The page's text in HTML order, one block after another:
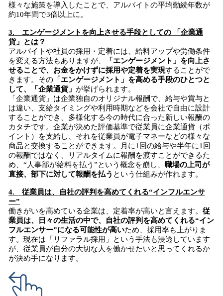
様々な施策を導入したことで、アルバイトの平均勤続年数が
約10年間で3倍以上に。
3. エンゲージメントを向上させる手段としての 「企業通
貨」とは？
アルバイトや社員の採用・定着には、給料アップや労働条件
を変える方法もありますが、
「エンゲージメント」を向上さ
せることで、お金をかけずに採用や定着を実現することがで
きます。その 「エンゲージメント」を高める手段のひとつと
して、「企業通貨」 が挙げられます。
「企業通貨」は企業独自のオリジナル報酬で、給与や賞与と
は違い、支給タイミングや利用時期などを会社で自由に設計
することができ、多様化する今の時代に合った新しい報酬の
カタチです。企業が決めた評価基準で従業員に企業通貨（ポ
イント）を支給し、それを従業員が電子マネーなどの様々な
商品と交換することができます。月に1回の給与や半年に1回
の報酬ではなく、リアルタイムに報酬を渡すことができるた
め、“人事部が給料を払う”という概念を崩し、 職場の上司が
直接、部下に対して報酬を払う という仕組みが作れます。
4. 従業員は、自社の評判を高めてくれる“インフルエンサ
ー”
働きがいを高めている企業は、定着率が高いと言えます。 従
業員は、日々の生活の中で、自社の評判を高めてくれる“イン
フルエンサー”になる可能性が高いため、採用率も上がりま
す。現在は「リファラル採用」という手法も浸透しています
が、従業員が自分の大切な人を働かせたいと思ってくれるか
が決め手になります。